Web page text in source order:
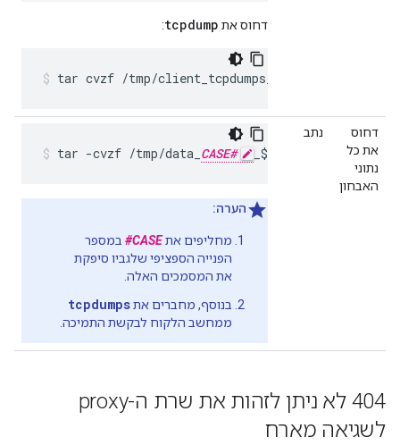
דחוס את tcpdump
:
tar cvzf /tmp/
דחוס
את כל
נתוני
האבחון
נתב
tar -cvzf /tmp/data_ CASE#
הערה:
מחליפים אתCASE#
במספר
הפנייה הספציפי שלגביו סיפקת
את המסמכים האלה.
בנוסף, מחברים אתtcpdumps
ממחשב הלקוח לבקשת התמיכה.
404 לא ניתן לזהות את שרת ה-proxy
לשגיאה מארח